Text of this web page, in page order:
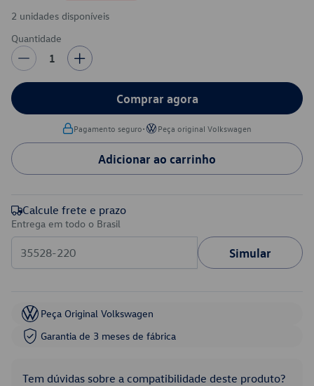
2 unidades disponíveis
Quantidade
1
Comprar agora
Pagamento seguro• Peça original Volkswagen
Adicionar ao carrinho
Calcule frete e prazo
Entrega em todo o Brasil
Simular
Peça Original Volkswagen
Garantia de 3 meses de fábrica
Tem dúvidas sobre a compatibilidade deste produto?